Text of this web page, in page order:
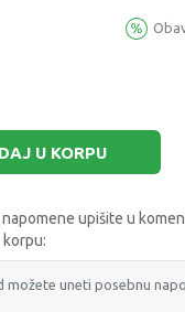
U KORPU
upišite u